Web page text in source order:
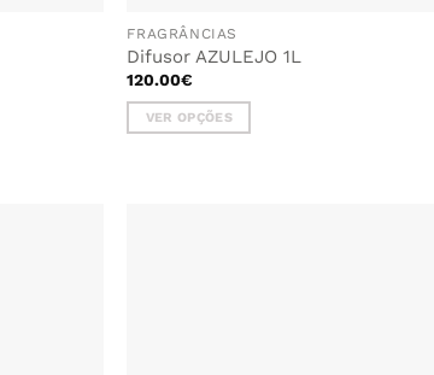
FRAGRÂNCIAS
Difusor AZULEJO 1L
120.00€
VER OPÇÕES